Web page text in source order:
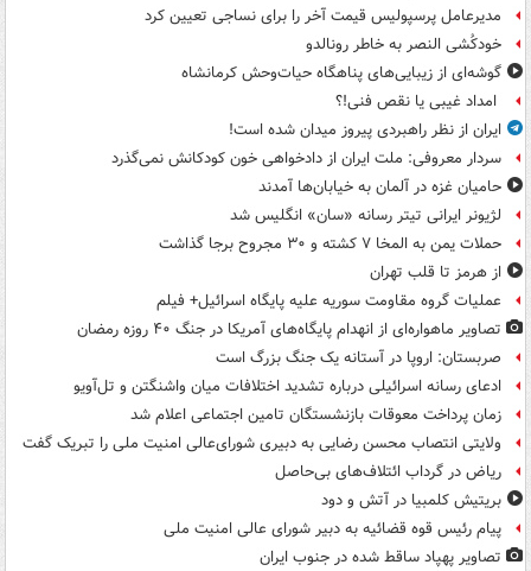
مدیرعامل پرسپولیس قیمت آخر را برای نساجی تعیین کرد
خودکُشی النصر به خاطر رونالدو
گوشه‌ای از زیبایی‌های پناهگاه‌ حیات‌وحش کرمانشاه
امداد غیبی یا نقص فنی!؟
ایران از نظر راهبردی پیروز میدان شده است!
سردار معروفی: ملت ایران از دادخواهی خون کودکانش نمی‌گذرد
حامیان غزه در آلمان به خیابان‌ها آمدند
لژیونر ایرانی تیتر رسانه «سان» انگلیس شد
حملات یمن به المخا ۷ کشته و ۳۰ مجروح برجا گذاشت
از هرمز تا قلب تهران
عملیات گروه مقاومت سوریه علیه پایگاه اسرائیل+ فیلم
تصاویر ماهواره‌ای از انهدام پایگاه‌های آمریکا در جنگ ۴۰ روزه رمضان
صربستان: اروپا در آستانه یک جنگ بزرگ است
ادعای رسانه اسرائیلی درباره تشدید اختلافات میان واشنگتن و تل‌آویو
زمان پرداخت معوقات بازنشستگان تامین اجتماعی اعلام شد
ولایتی انتصاب محسن رضایی به دبیری شورای‌عالی امنیت ملی را تبریک گفت
ریاض در گرداب ائتلاف‌های بی‌حاصل
بریتیش کلمبیا در آتش و دود
پیام رئیس قوه قضائیه به دبیر شورای عالی امنیت ملی
تصاویر پهپاد ساقط شده در جنوب ایران